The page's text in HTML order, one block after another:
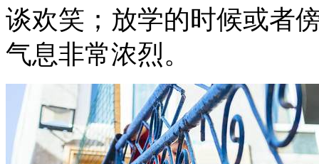
谈欢笑；放学的时候或者
气息非常浓烈。